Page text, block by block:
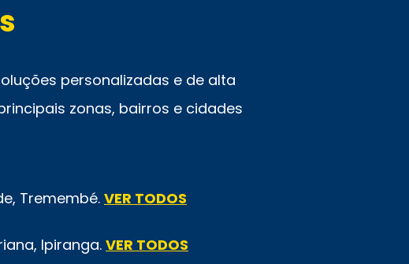
personalizadas e de alta
zonas, bairros e cidades
Tremembé.VER TODOS
Ipiranga. VER TODOS